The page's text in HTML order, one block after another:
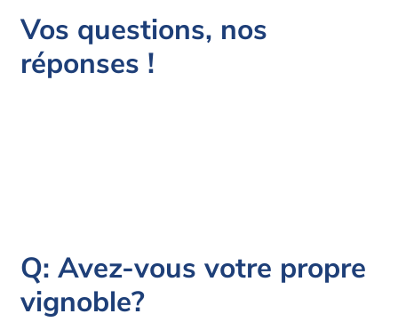
Vos questions, nos
réponses !
Q: Avez-vous votre propre
vignoble?